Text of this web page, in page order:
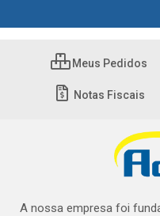
Meus Pedidos
Notas Fiscais
A nossa empresa foi